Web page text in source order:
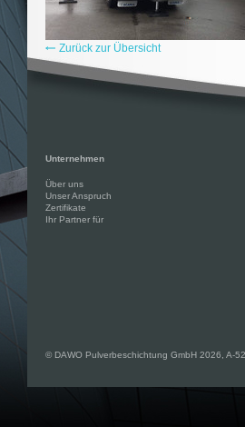
Zurück zur Übersicht
Unternehmen
Über uns
Unser Anspruch
Zertifikate
Ihr Partner für
© DAWO Pulverbeschichtung GmbH 2026, A-